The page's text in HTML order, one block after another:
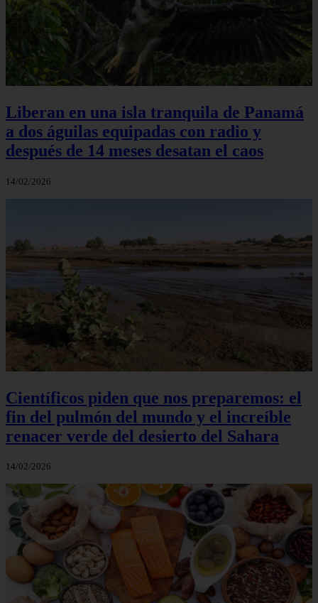
Liberan en una isla tranquila de Panamá
a dos águilas equipadas con radio y
después de 14 meses desatan el caos
14/02/2026
Científicos piden que nos preparemos: el
fin del pulmón del mundo y el increíble
renacer verde del desierto del Sahara
14/02/2026